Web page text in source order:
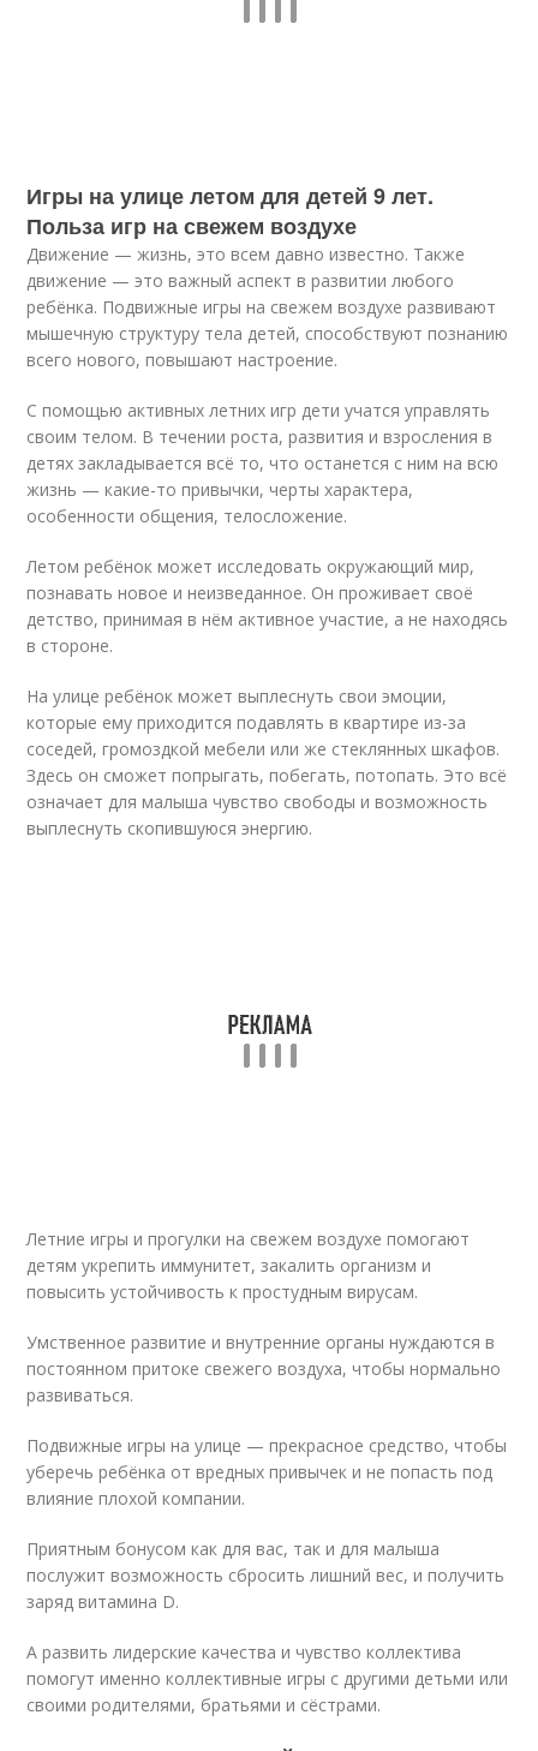
Игры на улице летом для детей 9 лет.
Польза игр на свежем воздухе
Движение — жизнь, это всем давно известно. Также
движение — это важный аспект в развитии любого
ребёнка. Подвижные игры на свежем воздухе развивают
мышечную структуру тела детей, способствуют познанию
всего нового, повышают настроение.
С помощью активных летних игр дети учатся управлять
своим телом. В течении роста, развития и взросления в
детях закладывается всё то, что останется с ним на всю
жизнь — какие-то привычки, черты характера,
особенности общения, телосложение.
Летом ребёнок может исследовать окружающий мир,
познавать новое и неизведанное. Он проживает своё
детство, принимая в нём активное участие, а не находясь
в стороне.
На улице ребёнок может выплеснуть свои эмоции,
которые ему приходится подавлять в квартире из-за
соседей, громоздкой мебели или же стеклянных шкафов.
Здесь он сможет попрыгать, побегать, потопать. Это всё
означает для малыша чувство свободы и возможность
выплеснуть скопившуюся энергию.
Летние игры и прогулки на свежем воздухе помогают
детям укрепить иммунитет, закалить организм и
повысить устойчивость к простудным вирусам.
Умственное развитие и внутренние органы нуждаются в
постоянном притоке свежего воздуха, чтобы нормально
развиваться.
Подвижные игры на улице — прекрасное средство, чтобы
уберечь ребёнка от вредных привычек и не попасть под
влияние плохой компании.
Приятным бонусом как для вас, так и для малыша
послужит возможность сбросить лишний вес, и получить
заряд витамина D.
А развить лидерские качества и чувство коллектива
помогут именно коллективные игры с другими детьми или
своими родителями, братьями и сёстрами.